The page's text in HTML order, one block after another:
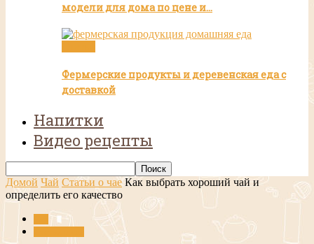
модели для дома по цене и…
Фермерские продукты и деревенская еда с
доставкой
Напитки
Видео рецепты
Домой Чай Статьи о чае Как выбрать хороший чай и
определить его качество